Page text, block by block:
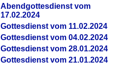
Abendgottesdienst vom
17.02.2024
Gottesdienst vom 11.02.2024
Gottesdienst vom 04.02.2024
Gottesdienst vom 28.01.2024
Gottesdienst vom 21.01.2024